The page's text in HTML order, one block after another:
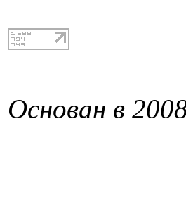
Основан в